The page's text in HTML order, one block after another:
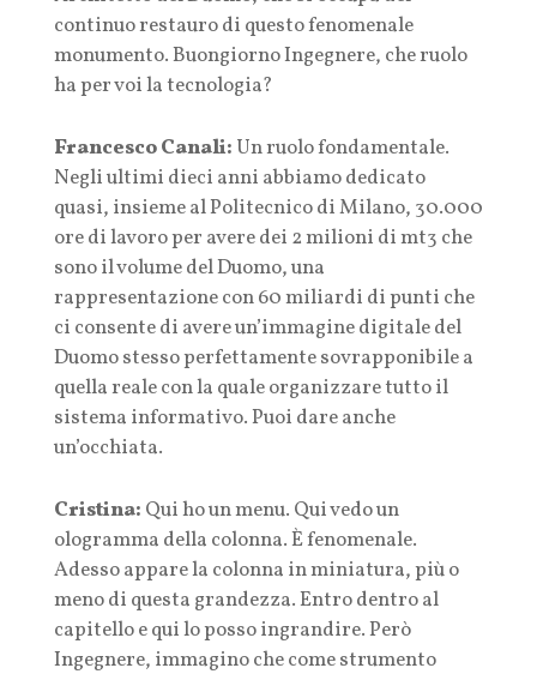
continuo restauro di questo fenomenale
monumento. Buongiorno Ingegnere, che ruolo
ha per voi la tecnologia?
Francesco Canali: Un ruolo fondamentale.
Negli ultimi dieci anni abbiamo dedicato
quasi, insieme al Politecnico di Milano, 30.000
ore di lavoro per avere dei 2 milioni di mt3 che
sono il volume del Duomo, una
rappresentazione con 60 miliardi di punti che
ci consente di avere un’immagine digitale del
Duomo stesso perfettamente sovrapponibile a
quella reale con la quale organizzare tutto il
sistema informativo. Puoi dare anche
un’occhiata.
Cristina: Qui ho un menu. Qui vedo un
ologramma della colonna. È fenomenale.
Adesso appare la colonna in miniatura, più o
meno di questa grandezza. Entro dentro al
capitello e qui lo posso ingrandire. Però
Ingegnere, immagino che come strumento